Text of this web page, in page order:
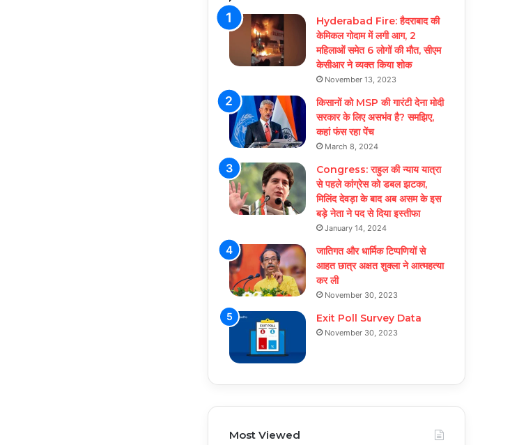
Hyderabad Fire: हैदराबाद की
केमिकल गोदाम में लगी आग, 2
महिलाओं समेत 6 लोगों की मौत, सीएम
केसीआर ने व्यक्त किया शोक
November 13, 2023
किसानों को MSP की गारंटी देना मोदी
सरकार के लिए असभंव है? समझिए,
कहां फंस रहा पेंच
March 8, 2024
Congress: राहुल की न्याय यात्रा
से पहले कांग्रेस को डबल झटका,
मिलिंद देवड़ा के बाद अब असम के इस
बड़े नेता ने पद से दिया इस्तीफा
January 14, 2024
जातिगत और धार्मिक टिप्पणियों से
आहत छात्र अक्षत शुक्ला ने आत्महत्या
कर ली
November 30, 2023
Exit Poll Survey Data
November 30, 2023
Most Viewed